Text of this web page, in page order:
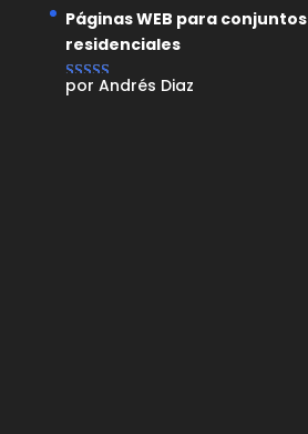
Páginas WEB para conjuntos
residenciales
Valorado con
por Andrés Diaz